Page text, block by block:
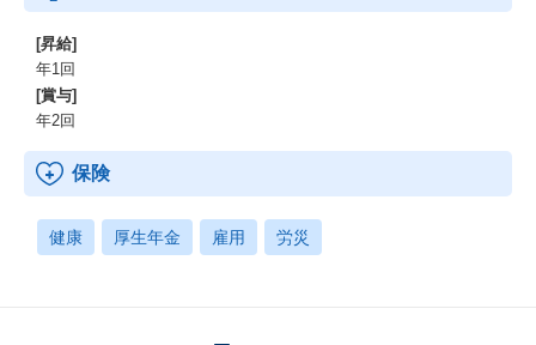
[昇給]
年1回
[賞与]
年2回
保険
健康 厚生年金 雇用 労災